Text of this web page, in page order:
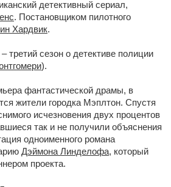
детективный сериал,
. Постановщиком пилотного
Хардвик.
третий сезон о детективе полиции
).
фантастической драмы, в
жители городка Мэплтон. Спустя
исчезновения двух процентов
так и не получили объяснения
одноименного романа
Дэймона Линделофа, который
проекта.